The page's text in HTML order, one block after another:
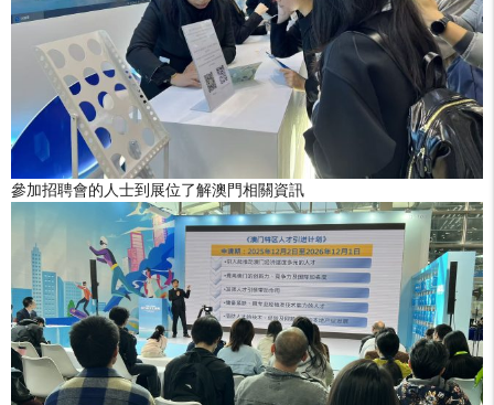
參加招聘會的人士到展位了解澳門相關資訊